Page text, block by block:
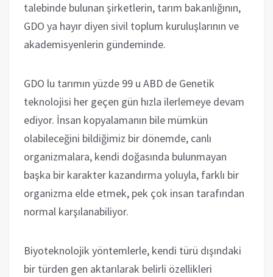
talebinde bulunan şirketlerin, tarım bakanlığının,
GDO ya hayır diyen sivil toplum kuruluşlarının ve
akademisyenlerin gündeminde.
GDO lu tarımın yüzde 99 u ABD de Genetik
teknolojisi her geçen gün hızla ilerlemeye devam
ediyor. İnsan kopyalamanın bile mümkün
olabileceğini bildiğimiz bir dönemde, canlı
organizmalara, kendi doğasında bulunmayan
başka bir karakter kazandırma yoluyla, farklı bir
organizma elde etmek, pek çok insan tarafından
normal karşılanabiliyor.
Biyoteknolojik yöntemlerle, kendi türü dışındaki
bir türden gen aktarılarak belirli özellikleri